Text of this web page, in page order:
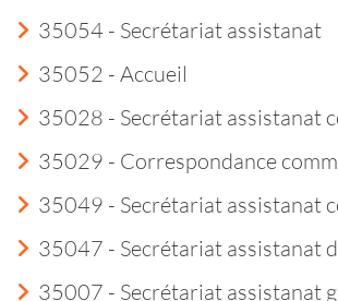
35054 - Secrétariat assistanat
35052 - Accueil
35028 - Secrétariat assistanat
35029 - Correspondance
35049 - Secrétariat assistanat
35047 - Secrétariat assistanat
35007 - Secrétariat assistanat